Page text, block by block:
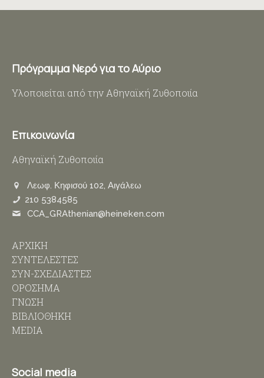
Πρόγραμμα Νερό για το Αύριο
Υλοποιείται από την Αθηναϊκή Ζυθοποιία
Επικοινωνία
Αθηναϊκή Ζυθοποιία
Λεωφ. Κηφισού 102, Αιγάλεω
210 5384585
CCA_GRAthenian@heineken.com
ΑΡΧΙΚΗ
ΣΥΝΤΕΛΕΣΤΕΣ
ΣΥΝ-ΣΧΕΔΙΑΣΤΕΣ
ΟΡΟΣΗΜΑ
ΓΝΩΣΗ
ΒΙΒΛΙΟΘΗΚΗ
MEDIA
Social media